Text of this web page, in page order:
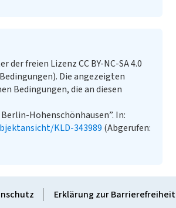
freien Lizenz CC BY-NC-SA 4.0
Die angezeigten
Bedingungen, die an diesen
Hohenschönhausen”. In:
KLD-343989 (Abgerufen:
Erklärung zur Barrierefreiheit